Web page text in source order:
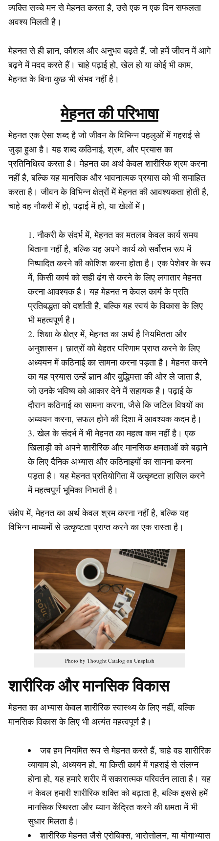
व्यक्ति सच्चे मन से मेहनत करता है, उसे एक न एक दिन सफलता
अवश्य मिलती है।
मेहनत से ही ज्ञान, कौशल और अनुभव बढ़ते हैं, जो हमें जीवन में आगे
बढ़ने में मदद करते हैं। चाहे पढ़ाई हो, खेल हो या कोई भी काम,
मेहनत के बिना कुछ भी संभव नहीं है।
मेहनत की परिभाषा
मेहनत एक ऐसा शब्द है जो जीवन के विभिन्न पहलुओं में गहराई से
जुड़ा हुआ है। यह शब्द कठिनाई, श्रम, और प्रयास का
प्रतिनिधित्व करता है। मेहनत का अर्थ केवल शारीरिक श्रम करना
नहीं है, बल्कि यह मानसिक और भावनात्मक प्रयास को भी समाहित
करता है। जीवन के विभिन्न क्षेत्रों में मेहनत की आवश्यकता होती है,
चाहे वह नौकरी में हो, पढ़ाई में हो, या खेलों में।
नौकरी के संदर्भ में, मेहनत का मतलब केवल कार्य समय
बिताना नहीं है, बल्कि यह अपने कार्य को सर्वोत्तम रूप में
निष्पादित करने की कोशिश करना होता है। एक पेशेवर के रूप
में, किसी कार्य को सही ढंग से करने के लिए लगातार मेहनत
करना आवश्यक है। यह मेहनत न केवल कार्य के प्रति
प्रतिबद्धता को दर्शाती है, बल्कि यह स्वयं के विकास के लिए
भी महत्वपूर्ण है।
शिक्षा के क्षेत्र में, मेहनत का अर्थ है नियमितता और
अनुशासन। छात्रों को बेहतर परिणाम प्राप्त करने के लिए
अध्ययन में कठिनाई का सामना करना पड़ता है। मेहनत करने
का यह प्रयास उन्हें ज्ञान और बुद्धिमत्ता की ओर ले जाता है,
जो उनके भविष्य को आकार देने में सहायक है। पढ़ाई के
दौरान कठिनाई का सामना करना, जैसे कि जटिल विषयों का
अध्ययन करना, सफल होने की दिशा में आवश्यक कदम है।
खेल के संदर्भ में भी मेहनत का महत्व कम नहीं है। एक
खिलाड़ी को अपने शारीरिक और मानसिक क्षमताओं को बढ़ाने
के लिए दैनिक अभ्यास और कठिनाइयों का सामना करना
पड़ता है। यह मेहनत प्रतियोगिता में उत्कृष्टता हासिल करने
में महत्वपूर्ण भूमिका निभाती है।
संक्षेप में, मेहनत का अर्थ केवल श्रम करना नहीं है, बल्कि यह
विभिन्न माध्यमों से उत्कृष्टता प्राप्त करने का एक रास्ता है।
Photo by Thought Catalog on Unsplash
शारीरिक और मानसिक विकास
मेहनत का अभ्यास केवल शारीरिक स्वास्थ्य के लिए नहीं, बल्कि
मानसिक विकास के लिए भी अत्यंत महत्वपूर्ण है।
जब हम नियमित रूप से मेहनत करते हैं, चाहे वह शारीरिक
व्यायाम हो, अध्ययन हो, या किसी कार्य में गहराई से संलग्न
होना हो, यह हमारे शरीर में सकारात्मक परिवर्तन लाता है। यह
न केवल हमारी शारीरिक शक्ति को बढ़ाता है, बल्कि इससे हमें
मानसिक स्थिरता और ध्यान केंद्रित करने की क्षमता में भी
सुधार मिलता है।
शारीरिक मेहनत जैसे एरोबिक्स, भारोत्तोलन, या योगाभ्यास